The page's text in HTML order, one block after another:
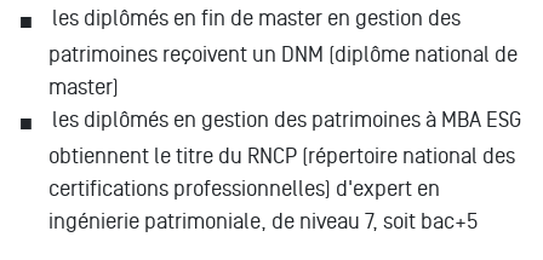
les diplômés en fin de master en gestion des
patrimoines reçoivent un DNM (diplôme national de
master)
les diplômés en gestion des patrimoines à MBA ESG
obtiennent le titre du RNCP (répertoire national des
certifications professionnelles) d'expert en
ingénierie patrimoniale, de niveau 7, soit bac+5